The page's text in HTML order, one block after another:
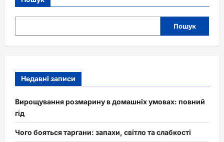
Пошук
Недавні записи
Вирощування розмарину в домашніх умовах: повний
гід
Чого бояться таргани: запахи, світло та слабкості